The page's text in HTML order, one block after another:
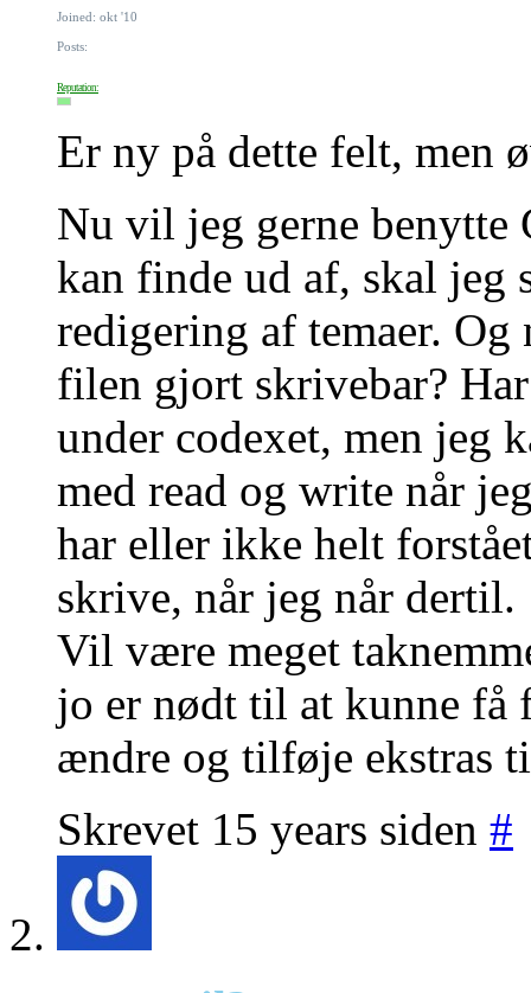
Joined: okt '10
Posts:
Reputation:
Er ny på dette felt, men
Nu vil jeg gerne benytte
kan finde ud af, skal jeg
redigering af temaer.
filen gjort skrivebar?
under codexet, men jeg
med read og write når
har eller ikke helt
skrive, når jeg når dertil.
Vil være meget
jo er nødt til at kunne få
ændre og tilføje ekstras
Skrevet 15 years siden #